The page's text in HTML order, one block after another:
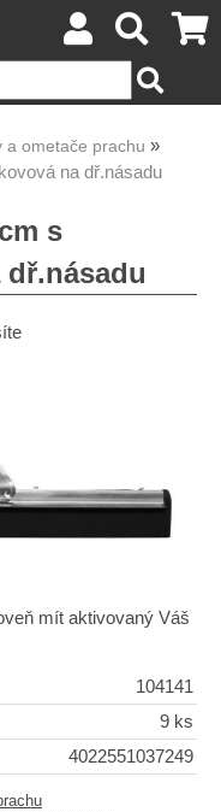
a ometače prachu
na dř.násadu
s
mít aktivovaný Váš
104141
9 ks
4022551037249